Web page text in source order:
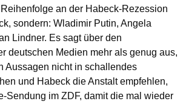
an der Habeck-Rezession
sondern: Wladimir Putin, Angela
Lindner. Es sagt über den
deutschen Medien mehr als genug aus,
Aussagen nicht in schallendes
und Habeck die Anstalt empfehlen,
Sendung im ZDF, damit die mal wieder